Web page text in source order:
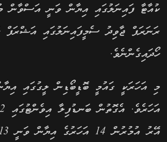
ކުއާޓާ ފައިނަލުގައި އިޔާން ވަނީ އަސްވާން
ރަނަރަޕް ޖާވިދު ސެމީފައިނަލުގައި
ހޯދައިގެންނެވެ.
މި އަހަރަކީ ގައުމީ ބޮޑީބޯޑިން ލީގުގައި